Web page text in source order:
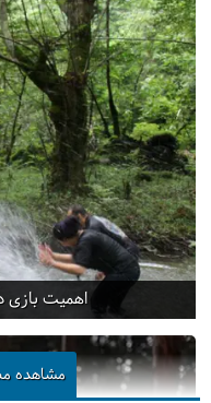
اهمیت
مشاهده